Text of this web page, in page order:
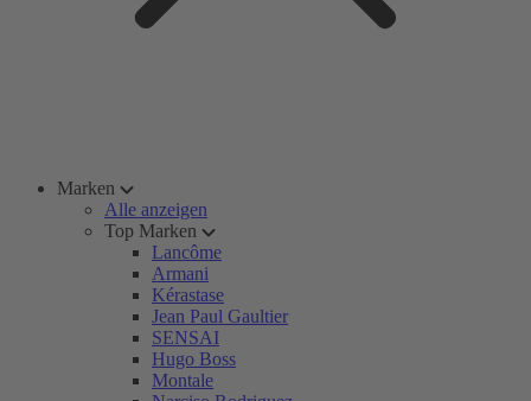
Marken
Alle anzeigen
Top Marken
Lancôme
Armani
Kérastase
Jean Paul Gaultier
SENSAI
Hugo Boss
Montale